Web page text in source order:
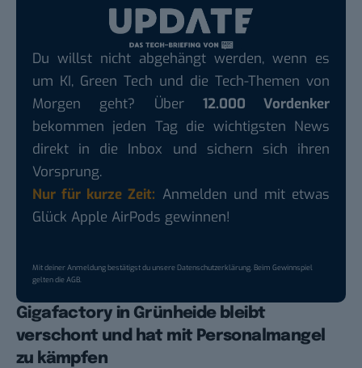
Du willst nicht abgehängt werden, wenn es
um KI, Green Tech und die Tech-Themen von
Morgen geht? Über 12.000 Vordenker
bekommen jeden Tag die wichtigsten News
direkt in die Inbox und sichern sich ihren
Vorsprung.
Nur für kurze Zeit: Anmelden und mit etwas
Glück Apple AirPods gewinnen!
Mit deiner Anmeldung bestätigst du unsereDatenschutzerklärung. Beim Gewinnspiel
gelten dieAGB.
Gigafactory in Grünheide bleibt
verschont und hat mit Personalmangel
zu kämpfen